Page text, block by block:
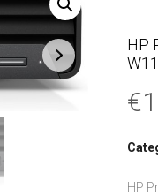
HP
€
HP